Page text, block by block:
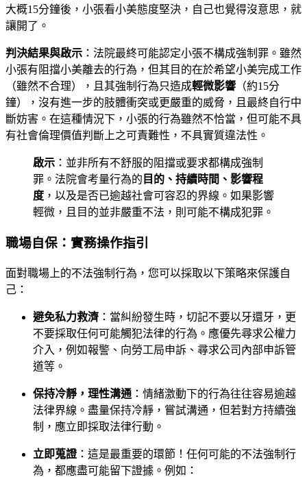
大概15分鐘後，小張看小美態度堅決，自己也覺得沒意思，就
讓開了。
判決結果與啟示 ：法院最終可能認定小張不構成強制罪。雖然
小張有阻擋小美離去的行為，但其目的在於希望小美完成工作
（雖然不合理），且其強制行為只造成輕微影響 （約15分
鐘），沒有進一步的肢體衝突或更嚴重的威脅，且最終自行中
斷妨害。在這種情況下，小張的行為雖然不恰當，但可能不具
有社會倫理價值判斷上之可責難性，不具實質違法性。
啟示 ：並非所有不舒服的阻擋或要求都構成強制
罪。法院會考量行為的 目的、持續時間、影響程
度 ，以及是否已逾越社會可容忍的界線。如果影響
輕微，且目的並非嚴重不法，則可能不構成犯罪。
職場自保：實務操作指引
面對職場上的不法強制行為，您可以採取以下策略來保護自
己：
避免私力救濟 ：當糾紛發生時，切記不要以牙還牙，更
不要採取任何可能觸犯法律的行為。應優先尋求公權力
介入，例如報警、向勞工局申訴、尋求公司內部申訴管
道等。
保持冷靜，理性溝通 ：情緒激動下的行為往往容易逾越
法律界線。盡量保持冷靜，嘗試溝通，但若對方持續強
制，應立即採取法律行動。
立即蒐證：這是最重要的環節！任何可能的不法強制行
為，都應盡可能留下證據。例如：